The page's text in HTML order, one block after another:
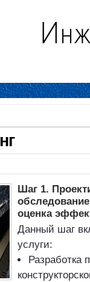
Шаг 1.
оценка
Данный шаг
услуги:
Разработка